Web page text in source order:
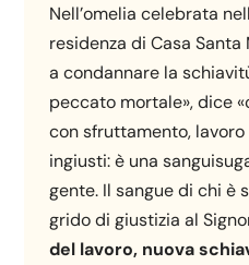
Nell’omelia celebrata
residenza di Casa Santa
a condannare la
peccato mortale», dice
con sfruttamento,
ingiusti: è una
gente. Il sangue di chi è
grido di giustizia al
del lavoro, nuova